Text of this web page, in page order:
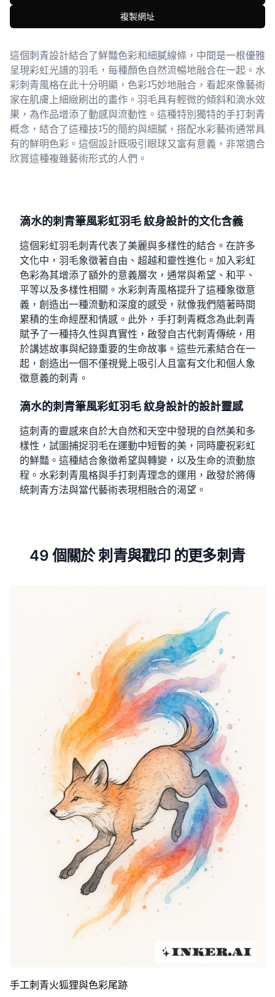
複製網址
這個刺青設計結合了鮮豔色彩和細膩線條，中間是一根優雅
呈現彩虹光譜的羽毛，每種顏色自然流暢地融合在一起。水
彩刺青風格在此十分明顯，色彩巧妙地融合，看起來像藝術
家在肌膚上細緻刷出的畫作。羽毛具有輕微的傾斜和滴水效
果，為作品增添了動感與流動性。這種特別獨特的手打刺青
概念，結合了這種技巧的簡約與細膩，搭配水彩藝術通常具
有的鮮明色彩。這個設計既吸引眼球又富有意義，非常適合
欣賞這種複雜藝術形式的人們。
滴水的刺青筆風彩虹羽毛 紋身設計的文化含義
這個彩虹羽毛刺青代表了美麗與多樣性的結合。在許多
文化中，羽毛象徵著自由、超越和靈性進化。加入彩虹
色彩為其增添了額外的意義層次，通常與希望、和平、
平等以及多樣性相關。水彩刺青風格提升了這種象徵意
義，創造出一種流動和深度的感受，就像我們隨著時間
累積的生命經歷和情感。此外，手打刺青概念為此刺青
賦予了一種持久性與真實性，啟發自古代刺青傳統，用
於講述故事與紀錄重要的生命故事。這些元素結合在一
起，創造出一個不僅視覺上吸引人且富有文化和個人象
徵意義的刺青。
滴水的刺青筆風彩虹羽毛 紋身設計的設計靈感
這刺青的靈感來自於大自然和天空中發現的自然美和多
樣性，試圖捕捉羽毛在運動中短暫的美，同時慶祝彩虹
的鮮豔。這種結合象徵希望與轉變，以及生命的流動旅
程。水彩刺青風格與手打刺青理念的運用，啟發於將傳
統刺青方法與當代藝術表現相融合的渴望。
49 個關於 刺青與戳印 的更多刺青
手工刺青火狐狸與色彩尾跡